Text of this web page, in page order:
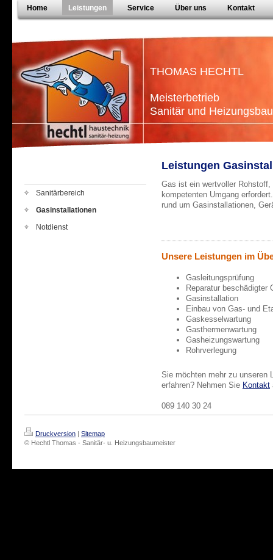
Home Leistungen Service Über uns Kontakt
THOMAS HECHTL
Meisterbetrieb
Sanitär und Heizungsbau
Sanitärbereich
Gasinstallationen
Notdienst
Leistungen
Gas ist ein wertvoller
kompetenten Umgang
rund um Gasinstallationen,
Unsere Leistungen im
Gasleitungsprüfung
Reparatur beschädigter
Gasinstallation
Einbau von Gas- und
Gaskesselwartung
Gasthermenwartung
Gasheizungswartung
Rohrverlegung
Sie möchten mehr zu unseren
erfahren? Nehmen Sie Kontakt
089 140 30 24
Druckversion | Sitemap
© Hechtl Thomas - Sanitär- u. Heizungsbaumeister